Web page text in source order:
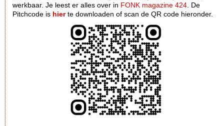
werkbaar. Je leest er alles over in FONK magazine 424. De
Pitchcode is hierte downloaden of scan de QR code hieronder.